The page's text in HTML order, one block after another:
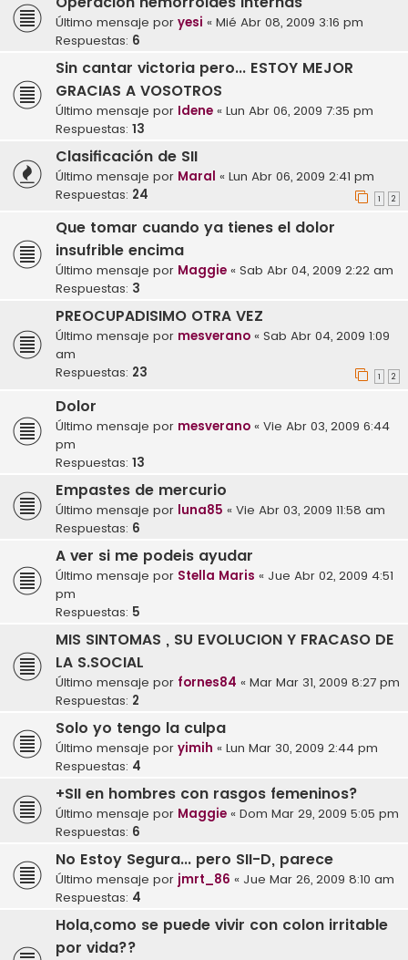
Último mensaje por yesi « Mié Abr 08, 2009 3:16 pm
Respuestas: 6
Sin cantar victoria pero... ESTOY MEJOR
GRACIAS A VOSOTROS
Último mensaje por Idene « Lun Abr 06, 2009 7:35 pm
Respuestas: 13
Clasificación de SII
Último mensaje por Maral « Lun Abr 06, 2009 2:41 pm
Respuestas: 24 1 2
Que tomar cuando ya tienes el dolor
insufrible encima
Último mensaje por Maggie « Sab Abr 04, 2009 2:22 am
Respuestas: 3
PREOCUPADISIMO OTRA VEZ
Último mensaje por mesverano « Sab Abr 04, 2009 1:09
am
Respuestas: 23 1 2
Dolor
Último mensaje por mesverano « Vie Abr 03, 2009 6:44
pm
Respuestas: 13
Empastes de mercurio
Último mensaje por luna85 « Vie Abr 03, 2009 11:58 am
Respuestas: 6
A ver si me podeis ayudar
Último mensaje por Stella Maris « Jue Abr 02, 2009 4:51
pm
Respuestas: 5
MIS SINTOMAS , SU EVOLUCION Y FRACASO DE
LA S.SOCIAL
Último mensaje por fornes84 « Mar Mar 31, 2009 8:27 pm
Respuestas: 2
Solo yo tengo la culpa
Último mensaje por yimih « Lun Mar 30, 2009 2:44 pm
Respuestas: 4
+SII en hombres con rasgos femeninos?
Último mensaje por Maggie « Dom Mar 29, 2009 5:05 pm
Respuestas: 6
No Estoy Segura... pero SII-D, parece
Último mensaje por jmrt_86 « Jue Mar 26, 2009 8:10 am
Respuestas: 4
Hola,como se puede vivir con colon irritable
por vida??